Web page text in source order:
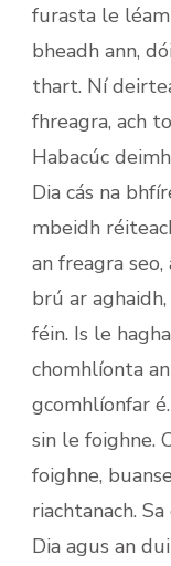
furasta le
bheadh ann,
thart. Ní
fhreagra, ach
Habacúc
Dia cás na
mbeidh
an freagra
brú ar
féin. Is le
chomhlíonta
gcomhlíonfar
sin le foighne.
foighne,
riachtanach.
Dia agus an